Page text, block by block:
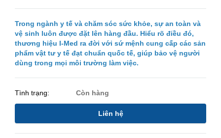
Trong ngành y tế và chăm sóc sức khỏe, sự an toàn và
vệ sinh luôn được đặt lên hàng đầu. Hiểu rõ điều đó,
thương hiệu I-Med ra đời với sứ mệnh cung cấp các sản
phẩm vật tư y tế đạt chuẩn quốc tế, giúp bảo vệ người
dùng trong mọi môi trường làm việc.
Tình trạng: Còn hàng
Liên hệ